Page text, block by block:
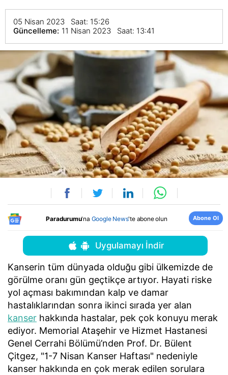
05 Nisan 2023 Saat: 15:26
Güncelleme: 11 Nisan 2023 Saat: 13:41
Paradurumu'na Google News'te abone olun Abone Ol
Uygulamayı İndir
Kanserin tüm dünyada olduğu gibi ülkemizde de
görülme oranı gün geçtikçe artıyor. Hayati riske
yol açması bakımından kalp ve damar
hastalıklarından sonra ikinci sırada yer alan
kanser hakkında hastalar, pek çok konuyu merak
ediyor. Memorial Ataşehir ve Hizmet Hastanesi
Genel Cerrahi Bölümü’nden Prof. Dr. Bülent
Çitgez, "1-7 Nisan Kanser Haftası" nedeniyle
kanser hakkında en çok merak edilen sorulara